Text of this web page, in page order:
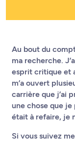
Au bout du
ma recherche.
esprit critique et
m’a ouvert
carrière que j’ai
une chose que je
était à refaire, je
Si vous suivez